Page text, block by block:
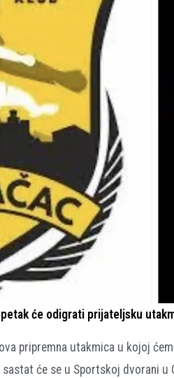
će odigrati prijateljsku
pripremna utakmica u kojoj
sastat će se u Sportskoj